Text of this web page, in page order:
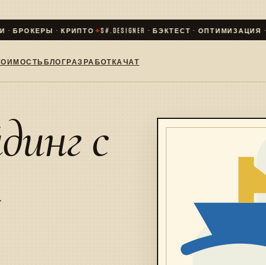
· КРИПТО✦S#.DESIGNER · БЭКТЕСТ · ОПТИМИЗАЦИЯ · LIVE
БЛОГРАЗРАБОТКАЧАТ
с